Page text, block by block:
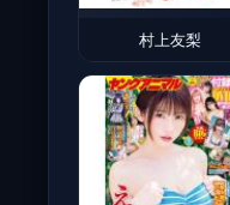
村上友梨